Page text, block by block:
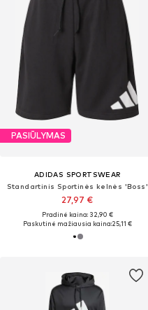
PASIŪLYMAS
ADIDAS SPORTSWEAR
Standartinis Sportinės kelnės 'Boss'
27,97 €
Pradinė kaina: 32,90 €
Paskutinė mažiausia kaina:25,11 €